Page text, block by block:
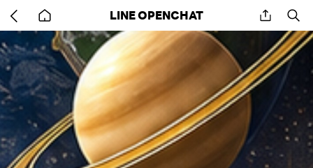
back
to
home
LINE OPENCHAT share